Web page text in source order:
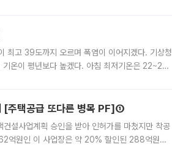
최고 39도까지 오르며 폭염이 이어지겠다. 기상청
기온이 평년보다 높겠다. 아침 최저기온은 22~27
[주택공급 또다른 병목 PF]①
설사업계획 승인을 받아 인허가를 마쳤지만 착공
억원인 이 사업장은 약 20% 할인된 288억원에